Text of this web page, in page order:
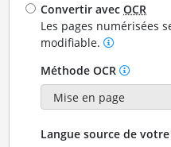
Convertir avecOCR
Les pages numérisées
modifiable.
Méthode OCR
Langue source de